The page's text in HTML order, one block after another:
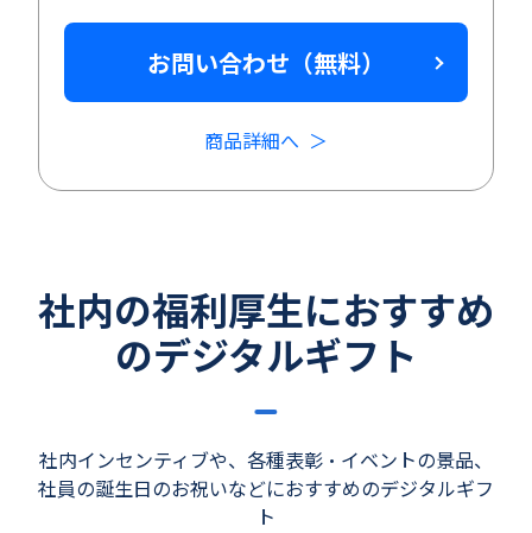
お問い合わせ（無料）
商品詳細へ
社内の福利厚生におすすめ
のデジタルギフト
社内インセンティブや、各種表彰・イベントの景品、
社員の誕生日のお祝いなどにおすすめのデジタルギフ
ト